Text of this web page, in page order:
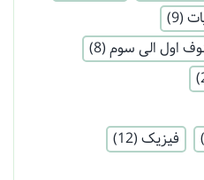
(9)
اول الی سوم (8)
فیزیک (12)